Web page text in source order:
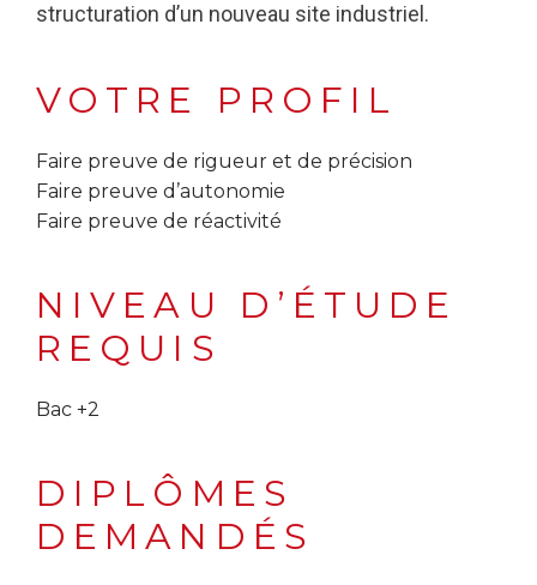
structuration d’un nouveau site industriel.
VOTRE PROFIL
Faire preuve de rigueur et de précision
Faire preuve d’autonomie
Faire preuve de réactivité
NIVEAU D’ÉTUDE
REQUIS
Bac +2
DIPLÔMES
DEMANDÉS